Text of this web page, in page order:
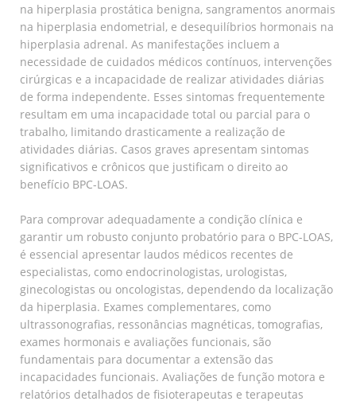
na hiperplasia prostática benigna, sangramentos anormais
na hiperplasia endometrial, e desequilíbrios hormonais na
hiperplasia adrenal. As manifestações incluem a
necessidade de cuidados médicos contínuos, intervenções
cirúrgicas e a incapacidade de realizar atividades diárias
de forma independente. Esses sintomas frequentemente
resultam em uma incapacidade total ou parcial para o
trabalho, limitando drasticamente a realização de
atividades diárias. Casos graves apresentam sintomas
significativos e crônicos que justificam o direito ao
benefício BPC-LOAS.
Para comprovar adequadamente a condição clínica e
garantir um robusto conjunto probatório para o BPC-LOAS,
é essencial apresentar laudos médicos recentes de
especialistas, como endocrinologistas, urologistas,
ginecologistas ou oncologistas, dependendo da localização
da hiperplasia. Exames complementares, como
ultrassonografias, ressonâncias magnéticas, tomografias,
exames hormonais e avaliações funcionais, são
fundamentais para documentar a extensão das
incapacidades funcionais. Avaliações de função motora e
relatórios detalhados de fisioterapeutas e terapeutas